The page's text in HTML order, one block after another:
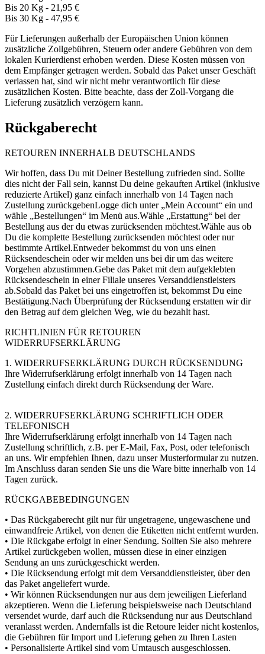
Bis 20 Kg - 21,95 €
Bis 30 Kg - 47,95 €
Für Lieferungen außerhalb der Europäischen Union können
zusätzliche Zollgebühren, Steuern oder andere Gebühren von dem
lokalen Kurierdienst erhoben werden. Diese Kosten müssen von
dem Empfänger getragen werden. Sobald das Paket unser Geschäft
verlassen hat, sind wir nicht mehr verantwortlich für diese
zusätzlichen Kosten. Bitte beachte, dass der Zoll-Vorgang die
Lieferung zusätzlich verzögern kann.
Rückgaberecht
RETOUREN INNERHALB DEUTSCHLANDS
Wir hoffen, dass Du mit Deiner Bestellung zufrieden sind. Sollte
dies nicht der Fall sein, kannst Du deine gekauften Artikel (inklusive
reduzierte Artikel) ganz einfach innerhalb von 14 Tagen nach
Zustellung zurückgebenLogge dich unter „Mein Account“ ein und
wähle „Bestellungen“ im Menü aus.Wähle „Erstattung“ bei der
Bestellung aus der du etwas zurücksenden möchtest.Wähle aus ob
Du die komplette Bestellung zurücksenden möchtest oder nur
bestimmte Artikel.Entweder bekommst du von uns einen
Rücksendeschein oder wir melden uns bei dir um das weitere
Vorgehen abzustimmen.Gebe das Paket mit dem aufgeklebten
Rücksendeschein in einer Filiale unseres Versanddienstleisters
ab.Sobald das Paket bei uns eingetroffen ist, bekommst Du eine
Bestätigung.Nach Überprüfung der Rücksendung erstatten wir dir
den Betrag auf dem gleichen Weg, wie du bezahlt hast.
RICHTLINIEN FÜR RETOUREN
WIDERRUFSERKLÄRUNG
1. WIDERRUFSERKLÄRUNG DURCH RÜCKSENDUNG
Ihre Widerrufserklärung erfolgt innerhalb von 14 Tagen nach
Zustellung einfach direkt durch Rücksendung der Ware.
2. WIDERRUFSERKLÄRUNG SCHRIFTLICH ODER
TELEFONISCH
Ihre Widerrufserklärung erfolgt innerhalb von 14 Tagen nach
Zustellung schriftlich, z.B. per E-Mail, Fax, Post, oder telefonisch
an uns. Wir empfehlen Ihnen, dazu unser Musterformular zu nutzen.
Im Anschluss daran senden Sie uns die Ware bitte innerhalb von 14
Tagen zurück.
RÜCKGABEBEDINGUNGEN
• Das Rückgaberecht gilt nur für ungetragene, ungewaschene und
einwandfreie Artikel, von denen die Etiketten nicht entfernt wurden.
• Die Rückgabe erfolgt in einer Sendung. Sollten Sie also mehrere
Artikel zurückgeben wollen, müssen diese in einer einzigen
Sendung an uns zurückgeschickt werden.
• Die Rücksendung erfolgt mit dem Versanddienstleister, über den
das Paket angeliefert wurde.
• Wir können Rücksendungen nur aus dem jeweiligen Lieferland
akzeptieren. Wenn die Lieferung beispielsweise nach Deutschland
versendet wurde, darf auch die Rücksendung nur aus Deutschland
veranlasst werden. Andernfalls ist die Retoure leider nicht kostenlos,
die Gebühren für Import und Lieferung gehen zu Ihren Lasten
• Personalisierte Artikel sind vom Umtausch ausgeschlossen.